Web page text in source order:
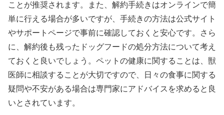
ことが推奨されます。また、解約手続きはオンラインで簡
単に行える場合が多いですが、手続きの方法は公式サイト
やサポートページで事前に確認しておくと安心です。さら
に、解約後も残ったドッグフードの処分方法について考え
ておくと良いでしょう。ペットの健康に関することは、獣
医師に相談することが大切ですので、日々の食事に関する
疑問や不安がある場合は専門家にアドバイスを求めると良
いとされています。